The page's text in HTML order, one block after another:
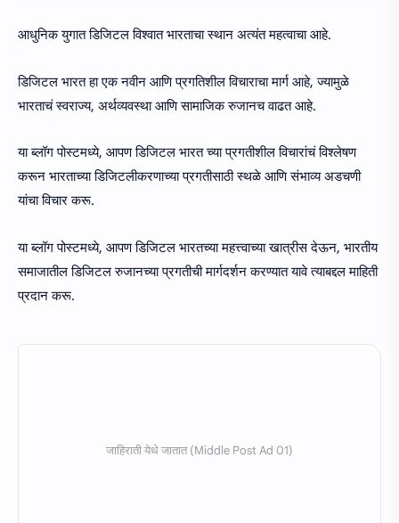
आधुनिक युगात डिजिटल विश्वात भारताचा स्थान अत्यंत महत्वाचा आहे.
डिजिटल भारत हा एक नवीन आणि प्रगतिशील विचाराचा मार्ग आहे, ज्यामुळे
भारताचं स्वराज्य, अर्थव्यवस्था आणि सामाजिक रुजानच वाढत आहे.
या ब्लॉग पोस्टमध्ये, आपण डिजिटल भारत च्या प्रगतीशील विचारांचं विश्लेषण
करून भारताच्या डिजिटलीकरणाच्या प्रगतीसाठी स्थळे आणि संभाव्य अडचणी
यांचा विचार करू.
या ब्लॉग पोस्टमध्ये, आपण डिजिटल भारतच्या महत्त्वाच्या खात्रीस देऊन, भारतीय
समाजातील डिजिटल रुजानच्या प्रगतीची मार्गदर्शन करण्यात यावे त्याबद्दल माहिती
प्रदान करू.